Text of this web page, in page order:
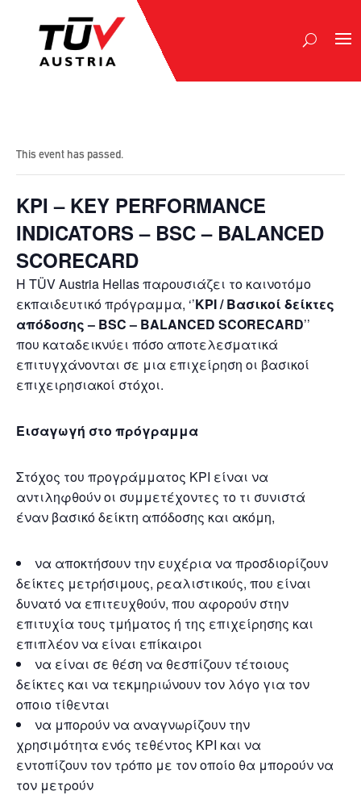
This event has passed.
KPI – KEY PERFORMANCE
INDICATORS – BSC – BALANCED
SCORECARD
H TÜV Austria Hellas παρουσιάζει το καινοτόμο
εκπαιδευτικό πρόγραμμα, ‘’KPI / Βασικοί δείκτες
απόδοσης – BSC – BALANCED SCORECARD’’
που καταδεικνύει πόσο αποτελεσματικά
επιτυγχάνονται σε μια επιχείρηση οι βασικοί
επιχειρησιακοί στόχοι.
Εισαγωγή στο πρόγραμμα
Στόχος του προγράμματος ΚΡΙ είναι να
αντιληφθούν οι συμμετέχοντες το τι συνιστά
έναν βασικό δείκτη απόδοσης και ακόμη,
να αποκτήσουν την ευχέρια να προσδιορίζουν
δείκτες μετρήσιμους, ρεαλιστικούς, που είναι
δυνατό να επιτευχθούν, που αφορούν στην
επιτυχία τους τμήματος ή της επιχείρησης και
επιπλέον να είναι επίκαιροι
να είναι σε θέση να θεσπίζουν τέτοιους
δείκτες και να τεκμηριώνουν τον λόγο για τον
οποιο τίθενται
να μπορούν να αναγνωρίζουν την
χρησιμότητα ενός τεθέντος ΚΡΙ και να
εντοπίζουν τον τρόπο με τον οποίο θα μπορούν να
τον μετρούν